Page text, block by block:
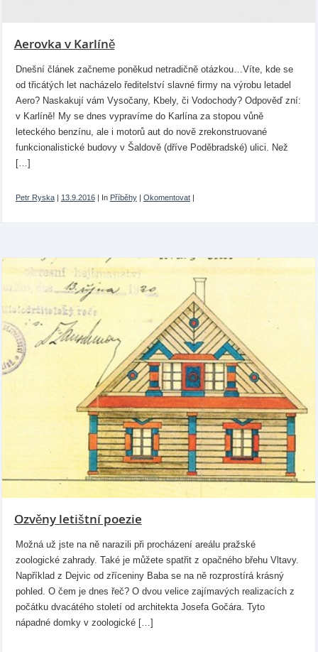
Aerovka v Karlíně
Dnešní článek začneme poněkud netradičně otázkou…Víte, kde se
od třicátých let nacházelo ředitelství slavné firmy na výrobu letadel
Aero? Naskakují vám Vysočany, Kbely, či Vodochody? Odpověď zní:
v Karlíně! My se dnes vypravíme do Karlína za stopou vůně
leteckého benzínu, ale i motorů aut do nově zrekonstruované
funkcionalistické budovy v Šaldově (dříve Poděbradské) ulici. Než
[…]
Petr Ryska| 13.9.2016| In Příběhy| Okomentovat|
Ozvěny letištní poezie
Možná už jste na ně narazili při procházení areálu pražské
zoologické zahrady. Také je můžete spatřit z opačného břehu Vltavy.
Například z Dejvic od zříceniny Baba se na ně rozprostírá krásný
pohled. O čem je dnes řeč? O dvou velice zajímavých realizacích z
počátku dvacátého století od architekta Josefa Gočára. Tyto
nápadné domky v zoologické […]